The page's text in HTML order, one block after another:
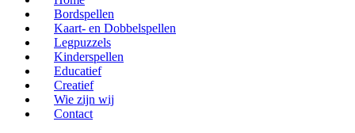
Bordspellen
Kaart- en Dobbelspellen
Legpuzzels
Kinderspellen
Educatief
Creatief
Wie zijn wij
Contact